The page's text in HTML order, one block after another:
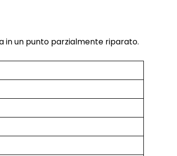
in un punto parzialmente riparato.